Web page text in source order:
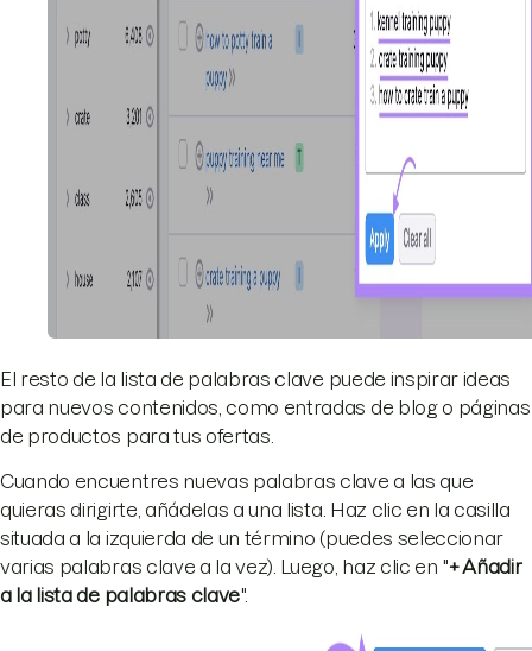
El resto de la lista de palabras clave puede inspirar ideas
para nuevos contenidos, como entradas de blog o páginas
de productos para tus ofertas.
Cuando encuentres nuevas palabras clave a las que
quieras dirigirte, añádelas a una lista. Haz clic en la casilla
situada a la izquierda de un término (puedes seleccionar
varias palabras clave a la vez). Luego, haz clic en "+ Añadir
a la lista de palabras clave".